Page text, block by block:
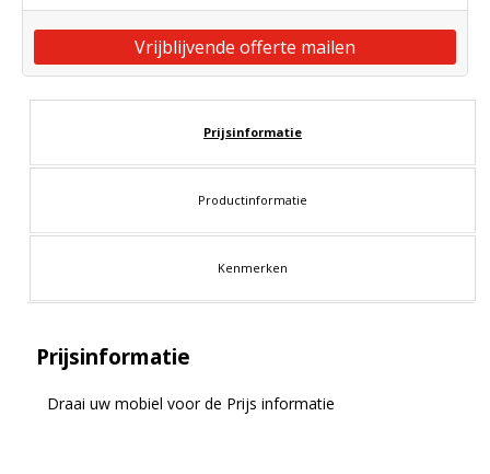
Vrijblijvende offerte mailen
Prijsinformatie
Productinformatie
Kenmerken
Prijsinformatie
Draai uw mobiel voor de Prijs informatie